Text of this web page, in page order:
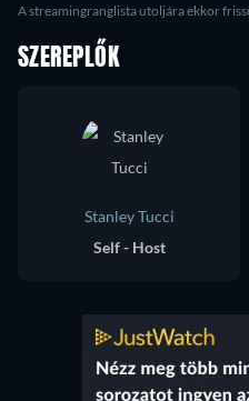
A streamingranglista utoljára ekkor
SZEREPLŐK
Stanley Tucci
Self - Host